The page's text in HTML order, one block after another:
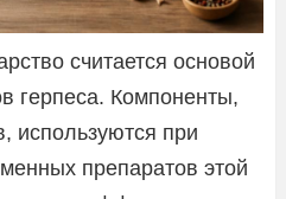
считается основой
герпеса. Компоненты,
используются при
препаратов этой